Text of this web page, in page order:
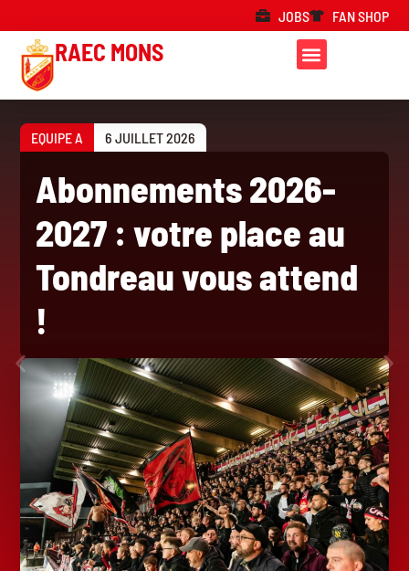
JOBS FAN SHOP
RAEC MONS
EQUIPE A 6 JUILLET 2026
Abonnements 2026-
2027 : votre place au
Tondreau vous attend
!